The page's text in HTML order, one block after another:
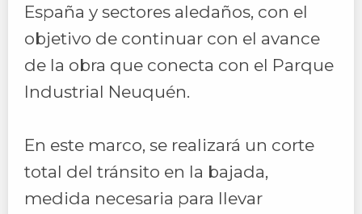
España y sectores aledaños, con el
objetivo de continuar con el avance
de la obra que conecta con el Parque
Industrial Neuquén.
En este marco, se realizará un corte
total del tránsito en la bajada,
medida necesaria para llevar